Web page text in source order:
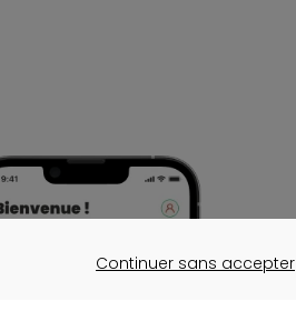
Continuer sans accepter